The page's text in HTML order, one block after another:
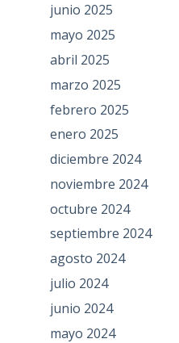
junio 2025
mayo 2025
abril 2025
marzo 2025
febrero 2025
enero 2025
diciembre 2024
noviembre 2024
octubre 2024
septiembre 2024
agosto 2024
julio 2024
junio 2024
mayo 2024